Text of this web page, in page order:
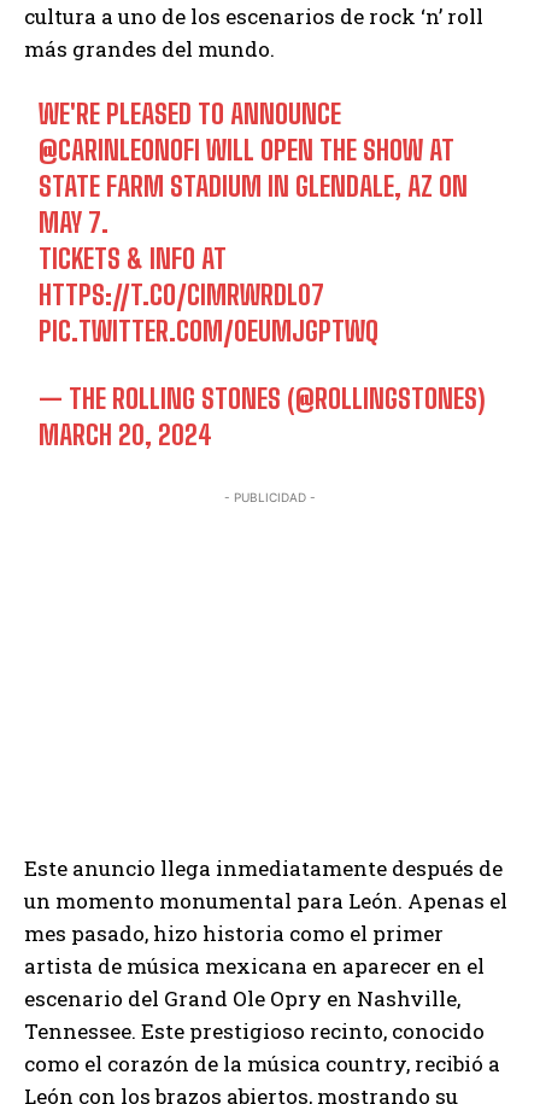
cultura a uno de los escenarios de rock ‘n’ roll
más grandes del mundo.
WE'RE PLEASED TO ANNOUNCE
@CARINLEONOFI WILL OPEN THE SHOW AT
STATE FARM STADIUM IN GLENDALE, AZ ON
MAY 7.
TICKETS & INFO AT
HTTPS://T.CO/CIMRWRDL07
PIC.TWITTER.COM/0EUMJGPTWQ
— THE ROLLING STONES (@ROLLINGSTONES)
MARCH 20, 2024
- PUBLICIDAD -
Este anuncio llega inmediatamente después de
un momento monumental para León. Apenas el
mes pasado, hizo historia como el primer
artista de música mexicana en aparecer en el
escenario del Grand Ole Opry en Nashville,
Tennessee. Este prestigioso recinto, conocido
como el corazón de la música country, recibió a
León con los brazos abiertos, mostrando su